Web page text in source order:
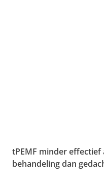
tPEMF minder
behandeling dan